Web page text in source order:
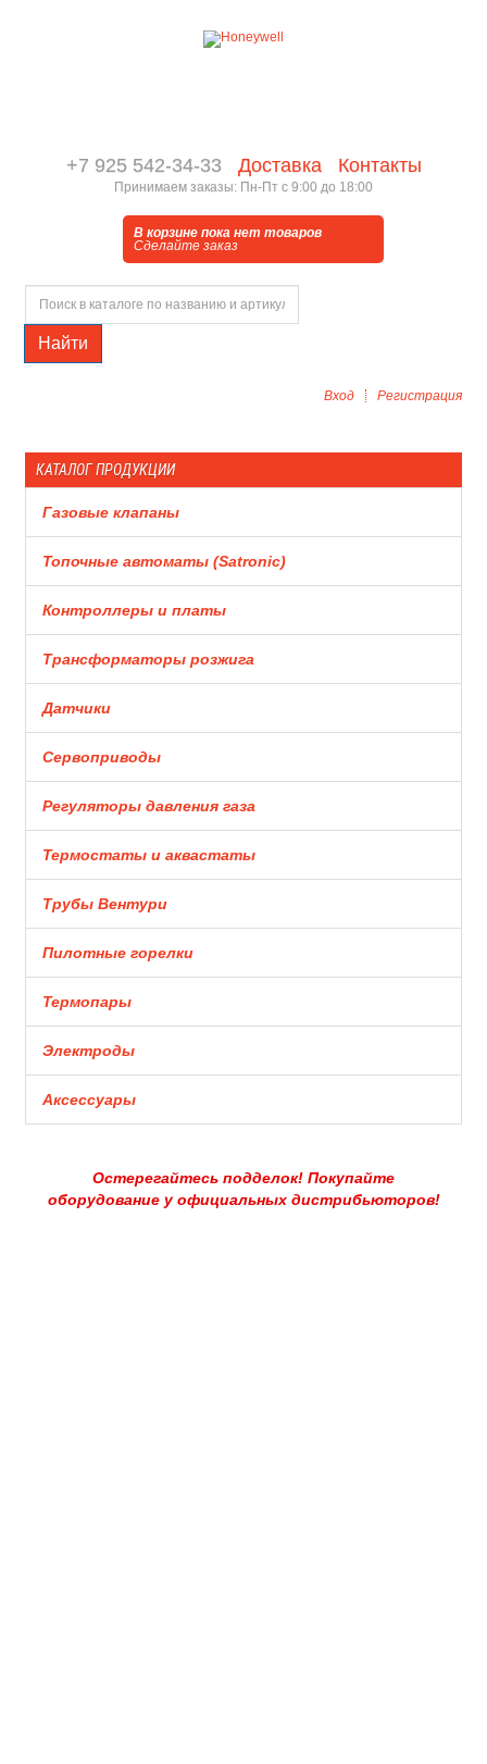
+7 925 542-34-33 Доставка Контакты
Принимаем заказы: Пн-Пт с 9:00 до 18:00
В корзине пока нет товаров
Сделайте заказ
Найти
Вход Регистрация
КАТАЛОГ ПРОДУКЦИИ
Газовые клапаны
Топочные автоматы (Satronic)
Контроллеры и платы
Трансформаторы розжига
Датчики
Сервоприводы
Регуляторы давления газа
Термостаты и аквастаты
Трубы Вентури
Пилотные горелки
Термопары
Электроды
Аксессуары
Остерегайтесь подделок! Покупайте
оборудование у официальных дистрибьюторов!